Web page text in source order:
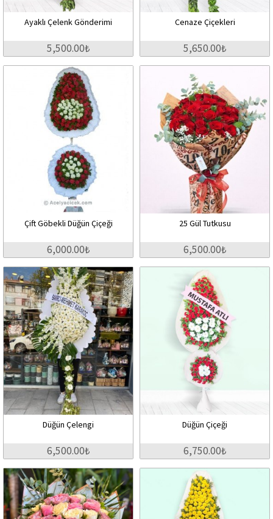
Ayaklı Çelenk Gönderimi
5,500.00₺
Cenaze Çiçekleri
5,650.00₺
Çift Göbekli Düğün Çiçeği
6,000.00₺
25 Gül Tutkusu
6,500.00₺
Düğün Çelengi
6,500.00₺
Düğün Çiçeği
6,750.00₺